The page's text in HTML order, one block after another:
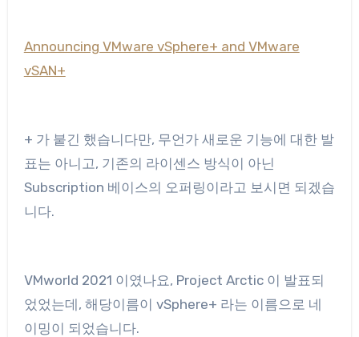
Announcing VMware vSphere+ and VMware
vSAN+
+ 가 붙긴 했습니다만, 무언가 새로운 기능에 대한 발
표는 아니고, 기존의 라이센스 방식이 아닌
Subscription 베이스의 오퍼링이라고 보시면 되겠습
니다.
VMworld 2021 이였나요, Project Arctic 이 발표되
었었는데, 해당이름이 vSphere+ 라는 이름으로 네
이밍이 되었습니다.